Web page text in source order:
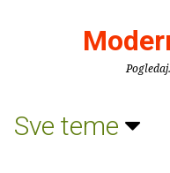
Sve teme